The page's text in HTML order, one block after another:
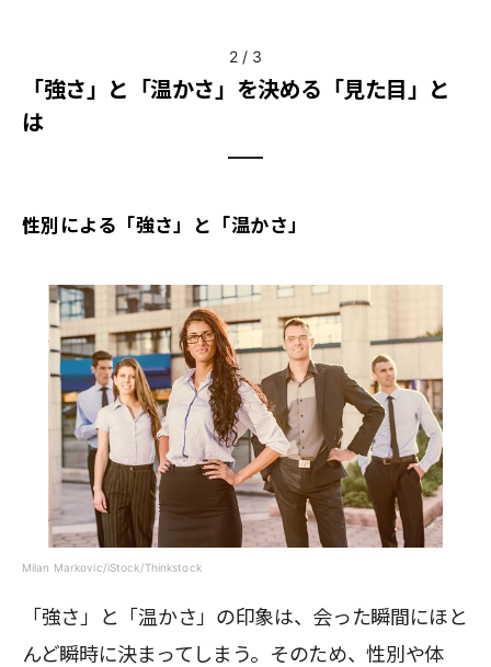
2 / 3
「強さ」と「温かさ」を決める「見た目」と
は
性別による「強さ」と「温かさ」
Milan Markovic/iStock/Thinkstock
「強さ」と「温かさ」の印象は、会った瞬間にほと
んど瞬時に決まってしまう。そのため、性別や体